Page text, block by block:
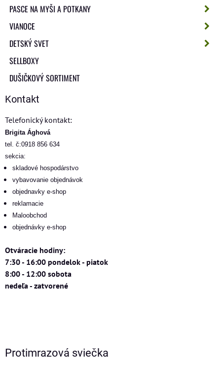
PASCE NA MYŠI A POTKANY
VIANOCE
DETSKÝ SVET
SELLBOXY
DUŠIČKOVÝ SORTIMENT
Kontakt
Telefonický kontakt:
Brigita Ághová
tel. č:0918 856 634
sekcia:
skladové hospodárstvo
vybavovanie objednávok
objednavky e-shop
reklamacie
Maloobchod
objednávky e-shop
Otváracie hodiny:
7:30 - 16:00 pondelok - piatok
8:00 - 12:00 sobota
nedeľa - zatvorené
Protimrazová sviečka